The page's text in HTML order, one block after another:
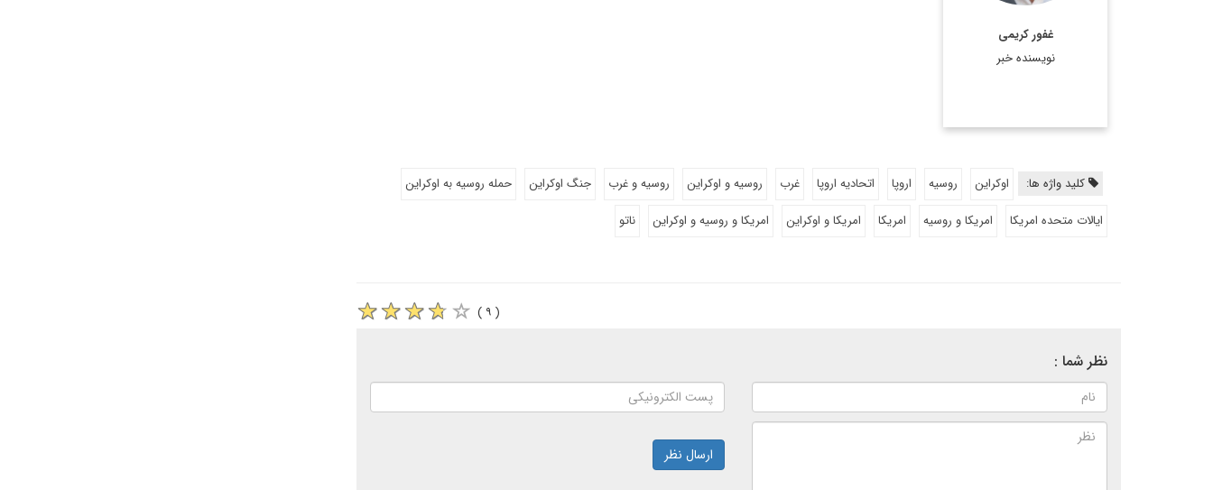
غفور کریمی
نویسنده خبر
کلید واژه ها: اوکراین روسیه اروپا اتحادیه اروپا غرب روسیه و اوکراین روسیه و غرب جنگ اوکراین
حمله روسیه به اوکراین
ایالات متحده امریکا
امریکا و روسیه امریکا امریکا و اوکراین امریکا و روسیه و اوکراین ناتو
( ۹ )
نظر شما :
ارسال نظر